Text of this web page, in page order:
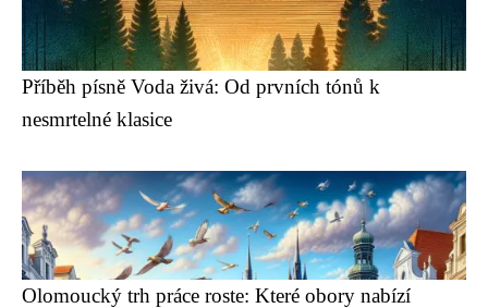
Příběh písně Voda živá: Od prvních tónů k
nesmrtelné klasice
Olomoucký trh práce roste: Které obory nabízí